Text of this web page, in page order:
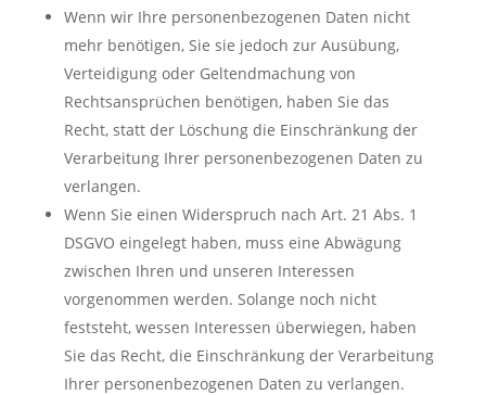
Wenn wir Ihre personenbezogenen Daten nicht
mehr benötigen, Sie sie jedoch zur Ausübung,
Verteidigung oder Geltendmachung von
Rechtsansprüchen benötigen, haben Sie das
Recht, statt der Löschung die Einschränkung der
Verarbeitung Ihrer personenbezogenen Daten zu
verlangen.
Wenn Sie einen Widerspruch nach Art. 21 Abs. 1
DSGVO eingelegt haben, muss eine Abwägung
zwischen Ihren und unseren Interessen
vorgenommen werden. Solange noch nicht
feststeht, wessen Interessen überwiegen, haben
Sie das Recht, die Einschränkung der Verarbeitung
Ihrer personenbezogenen Daten zu verlangen.